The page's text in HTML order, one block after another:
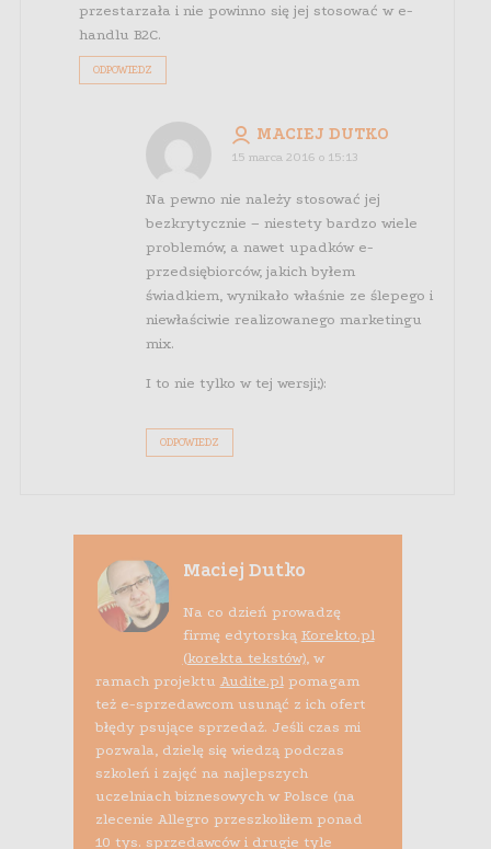
przestarzała i nie powinno się jej stosować w e-
handlu B2C.
ODPOWIEDZ
MACIEJ DUTKO
15 marca 2016 o 15:13
Na pewno nie należy stosować jej
bezkrytycznie – niestety bardzo wiele
problemów, a nawet upadków e-
przedsiębiorców, jakich byłem
świadkiem, wynikało właśnie ze ślepego i
niewłaściwie realizowanego marketingu
mix.
I to nie tylko w tej wersji;):
ODPOWIEDZ
Maciej Dutko
Na co dzień prowadzę
firmę edytorską Korekto.pl
(korekta tekstów), w
ramach projektu Audite.pl pomagam
też e-sprzedawcom usunąć z ich ofert
błędy psujące sprzedaż. Jeśli czas mi
pozwala, dzielę się wiedzą podczas
szkoleń i zajęć na najlepszych
uczelniach biznesowych w Polsce (na
zlecenie Allegro przeszkoliłem ponad
10 tys. sprzedawców i drugie tyle